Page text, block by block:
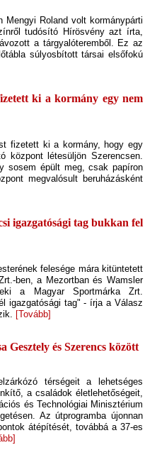
Mengyi Roland volt kormánypárti
tudósító Hírösvény azt írta,
a tárgyalóteremből. Ez az
súlyosbított társai elsőfokú
ki a kormány egy nem
fizetett ki a kormány, hogy egy
központ létesüljön Szerencsen.
sosem épült meg, csak papíron
megvalósult beruházásként
igazgatósági tag bukkan fel
felesége mára kitüntetett
ben, a Mezortban és Wamsler
a Magyar Sportmárka Zrt.
igazgatósági tag" - írja a Válasz
[Tovább]
Gesztely és Szerencs között
térségeit a lehetséges
a családok életlehetőségeit,
és Technológiai Minisztérium
Az útprogramba újonnan
átépítését, továbbá a 37-es